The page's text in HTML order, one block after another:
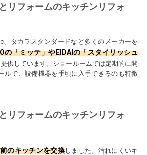
リフォームのキッチンリフォ
、タカラスタンダードなど多くのメーカーを
の「ミッテ」やEIDAIの「スタイリッシュ
供しています。ショールームでは定期的に開
ルで、設備機器を手頃に入手できるのも特徴
リフォームのキッチンリフォ
のキッチンを交換しました。汚れにくいキ